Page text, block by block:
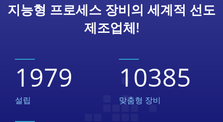
지능형 프로세스 장비의 세계적 선도
제조업체!
1979
설립
10385
맞춤형 장비